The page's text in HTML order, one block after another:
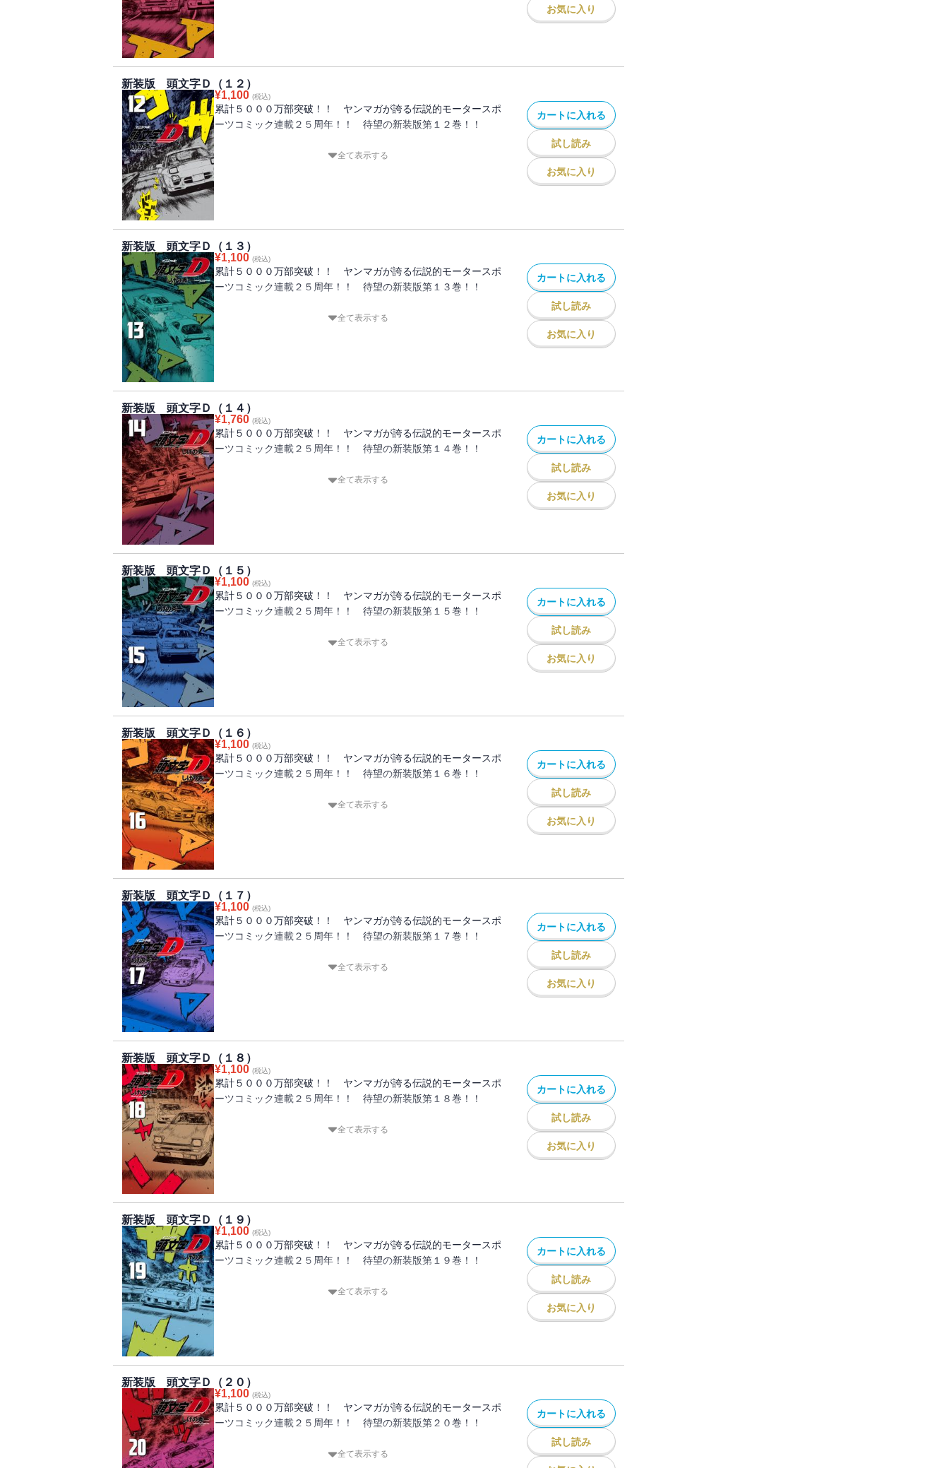
お気に入り
新装版 頭文字Ｄ（１２）
¥1,100 (税込)
累計５０００万部突破！！ ヤンマガが誇る伝説的モータースポ
ーツコミック連載２５周年！！ 待望の新装版第１２巻！！
「啓介のレベルアップが目的」と涼介が位置づける今回の遠征。
こむ啓介だが、その先には新たな扉が待っていた！
全て表示する
カートに入れる
試し読み
お気に入り
新装版 頭文字Ｄ（１３）
¥1,100 (税込)
累計５０００万部突破！！ ヤンマガが誇る伝説的モータースポ
ーツコミック連載２５周年！！ 待望の新装版第１３巻！！
プロジェクトD、埼玉遠征でようやく実現した高橋啓介VS.秋山
全て表示する
カートに入れる
試し読み
お気に入り
新装版 頭文字Ｄ（１４）
¥1,760 (税込)
累計５０００万部突破！！ ヤンマガが誇る伝説的モータースポ
ーツコミック連載２５周年！！ 待望の新装版第１４巻！！
相手側の卑劣な罠によって、走行が不可能となった啓介の
勝つためには手段を選ばない極悪非道なチームを相手に、啓介は
反撃の糸口を模索する！！
全て表示する
カートに入れる
試し読み
お気に入り
新装版 頭文字Ｄ（１５）
¥1,100 (税込)
累計５０００万部突破！！ ヤンマガが誇る伝説的モータースポ
ーツコミック連載２５周年！！ 待望の新装版第１５巻！！
拓海VS.「ゴッドアーム」城島のダウンヒルが始まった！！
た‥‥！！
全て表示する
カートに入れる
試し読み
お気に入り
新装版 頭文字Ｄ（１６）
¥1,100 (税込)
累計５０００万部突破！！ ヤンマガが誇る伝説的モータースポ
ーツコミック連載２５周年！！ 待望の新装版第１６巻！！
啓介VS.「ゴッドフット」星野のバトルは後半戦、ダウンヒルに
る！！
全て表示する
カートに入れる
試し読み
お気に入り
新装版 頭文字Ｄ（１７）
¥1,100 (税込)
累計５０００万部突破！！ ヤンマガが誇る伝説的モータースポ
ーツコミック連載２５周年！！ 待望の新装版第１７巻！！
茨城エリアを制覇したプロジェクトDが次に挑むのは、「走りの
く！！
全て表示する
カートに入れる
試し読み
お気に入り
新装版 頭文字Ｄ（１８）
¥1,100 (税込)
累計５０００万部突破！！ ヤンマガが誇る伝説的モータースポ
ーツコミック連載２５周年！！ 待望の新装版第１８巻！！
中盤に差し掛かった拓海vs.大宮のダウンヒルバトル！ 超本気
全て表示する
カートに入れる
試し読み
お気に入り
新装版 頭文字Ｄ（１９）
¥1,100 (税込)
累計５０００万部突破！！ ヤンマガが誇る伝説的モータースポ
ーツコミック連載２５周年！！ 待望の新装版第１９巻！！
「常識だけでは説明できない藤原ゾーン」 涼介がそう語るのを
拓海vs.カイ！ 限界を超えて爆走する２台は今、鉄の塊となっ
て落下する！！ 神奈川エリア第２ラウンド・白熱のダウンヒル
戦、決着！！
全て表示する
カートに入れる
試し読み
お気に入り
新装版 頭文字Ｄ（２０）
¥1,100 (税込)
累計５０００万部突破！！ ヤンマガが誇る伝説的モータースポ
ーツコミック連載２５周年！！ 待望の新装版第２０巻！！
熱に浮かされた神奈川エリア！！ バトルはいよいよ第３ラウン
全て表示する
カートに入れる
試し読み